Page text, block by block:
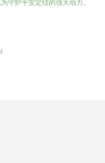
守护平安定结的强大动力。